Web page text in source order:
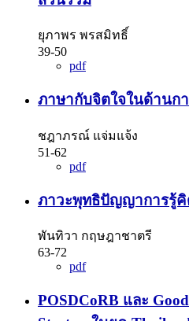
ยุภาพร พรสมิทธิ์
39-50
pdf
ภาษากับจิตใจในด้านก
ชฎาภรณ์ แจ่มแจ้ง
51-62
pdf
ภาวะพุทธิปัญญาการรู้คิ
พันทิวา กฤษฎาชาตรี
63-72
pdf
POSDCoRB และ